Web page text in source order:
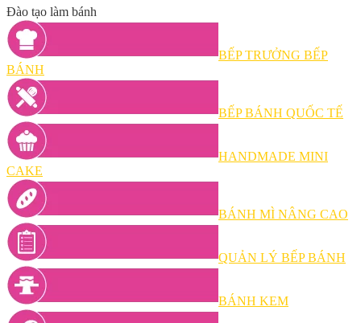
Đào tạo làm bánh
BẾP TRƯỞNG BẾP
BÁNH
BẾP BÁNH QUỐC TẾ
HANDMADE MINI
CAKE
BÁNH MÌ NÂNG CAO
QUẢN LÝ BẾP BÁNH
BÁNH KEM